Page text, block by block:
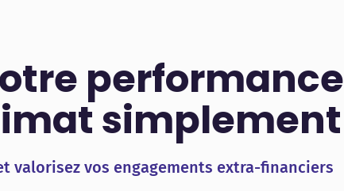
performance
simplement
valorisez vos engagements extra-financiers